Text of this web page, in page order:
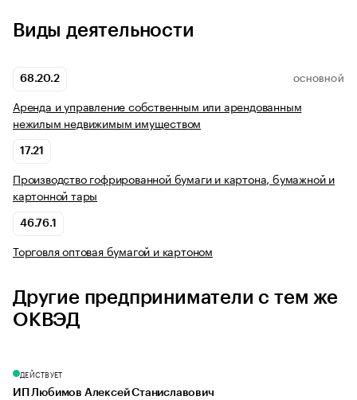
Виды деятельности
68.20.2 ОСНОВНОЙ
Аренда и управление собственным или арендованным
нежилым недвижимым имуществом
17.21
Производство гофрированной бумаги и картона, бумажной и
картонной тары
46.76.1
Торговля оптовая бумагой и картоном
Другие предприниматели с тем же
ОКВЭД
ДЕЙСТВУЕТ
ИП Любимов Алексей Станиславович